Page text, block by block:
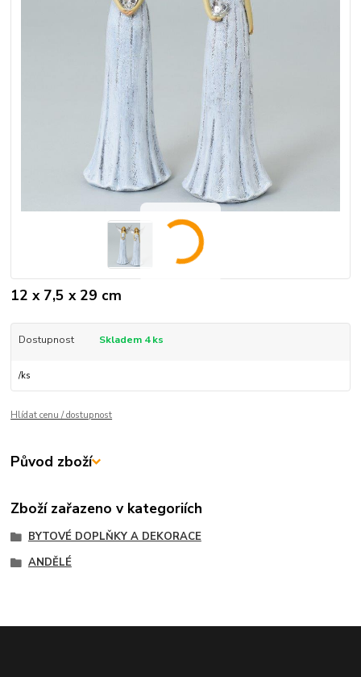
12 x 7,5 x 29 cm
Dostupnost Skladem 4 ks
/ks
Hlídat cenu / dostupnost
Původ zboží
Zboží zařazeno v kategoriích
BYTOVÉ DOPLŇKY A DEKORACE
ANDĚLÉ